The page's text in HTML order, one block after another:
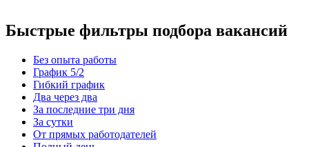
Быстрые фильтры подбора вакансий
Без опыта работы
График 5/2
Гибкий график
Два через два
За последние три дня
За сутки
От прямых работодателей